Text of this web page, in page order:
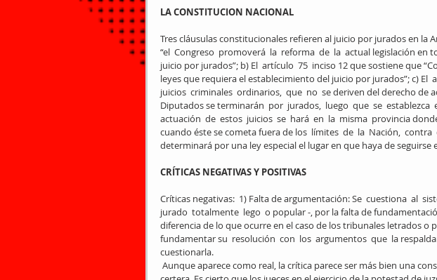
LA CONSTITUCION NACIONAL
Tres cláusulas constitucionales refieren al juicio por jurados en la
“el  Congreso  promoverá  la  reforma  de  la  actual legislación
juicio por jurados”; b) El  artículo  75  inciso 12 que sostiene que
leyes que requiera el establecimiento del juicio por jurados”; c) El
juicios  criminales  ordinarios,  que  no  se deriven del derecho de
Diputados se terminarán  por  jurados,  luego  que  se  establezca
actuación  de  estos  juicios  se  hará  en  la  misma  provincia
cuando éste se cometa fuera de los  límites  de  la  Nación,  contra
determinará por una ley especial el lugar en que haya de seguirse
CRÍTICAS NEGATIVAS Y POSITIVAS
Críticas negativas:  1) Falta de argumentación: Se  cuestiona  al
jurado  totalmente  lego  o popular -, por la falta de
diferencia de lo que ocurre en el caso de los tribunales letrados o
fundamentar su  resolución  con  los  argumentos  que  la
cuestionarla.